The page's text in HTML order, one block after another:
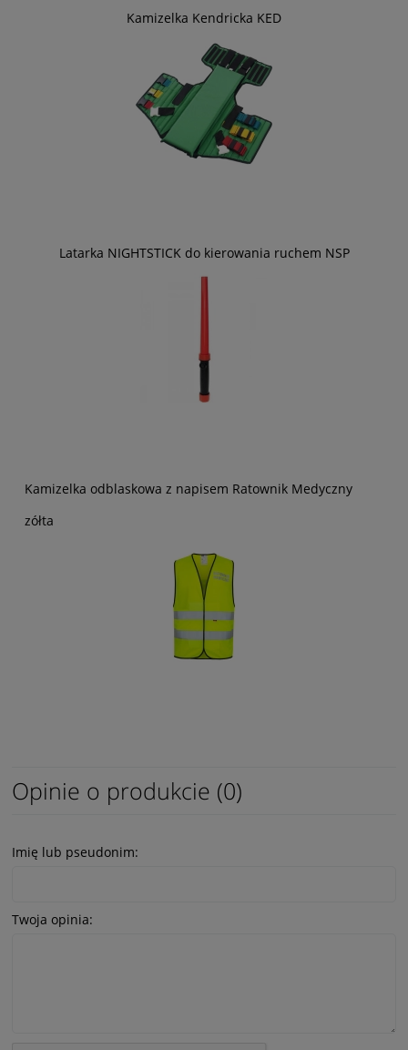
Kamizelka Kendricka KED
Latarka NIGHTSTICK do kierowania ruchem NSP
Kamizelka odblaskowa z napisem Ratownik Medyczny
zółta
Opinie o produkcie (0)
Imię lub pseudonim:
Twoja opinia: